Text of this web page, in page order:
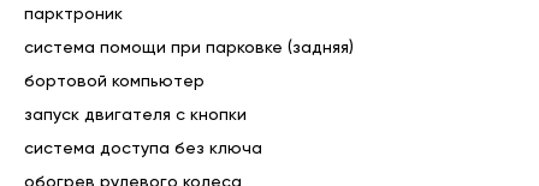
парктроник
система помощи при парковке (задняя)
бортовой компьютер
запуск двигателя с кнопки
система доступа без ключа